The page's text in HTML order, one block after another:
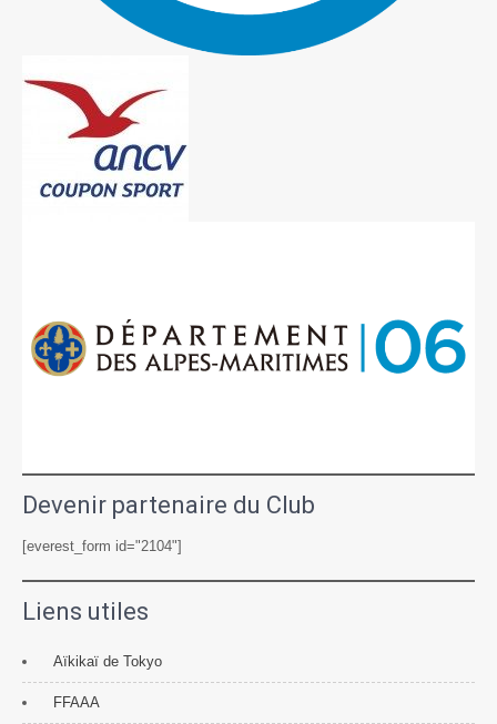
Devenir partenaire du Club
[everest_form id="2104"]
Liens utiles
Aïkikaï de Tokyo
FFAAA